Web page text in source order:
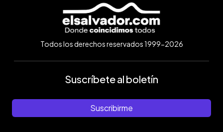
Todos los derechos reservados 1999-2026
Suscríbete al boletín
Suscribirme